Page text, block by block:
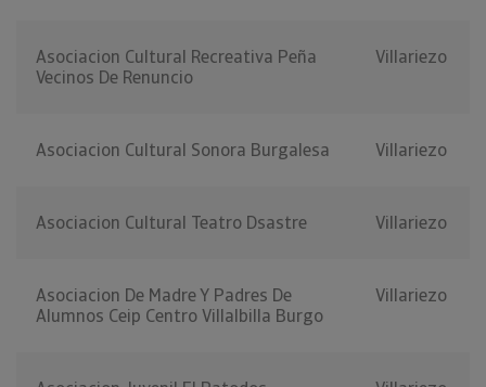
Asociacion Cultural Recreativa Peña
Vecinos De Renuncio
Villariezo
Asociacion Cultural Sonora Burgalesa Villariezo
Asociacion Cultural Teatro Dsastre Villariezo
Asociacion De Madre Y Padres De
Alumnos Ceip Centro Villalbilla Burgo
Villariezo